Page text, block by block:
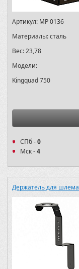
Артикул: MP 0136
Материалы:сталь
Вес:23,78
Модели:
Kingquad 750
СПб -0
Мск -4
Держатель для шлема